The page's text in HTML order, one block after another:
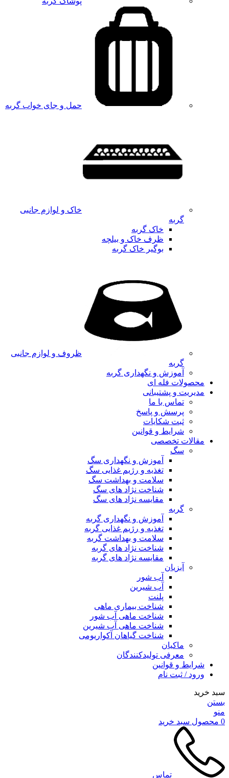
حمل و جای خواب گربه
خاک و لوازم جانبی
گربه
خاک گربه
ظرف خاک و بیلچه
بوگیر خاک گربه
ظروف و لوازم جانبی
گربه
آموزش و نگهداری گربه
محصولات فله ای
مدیریت و پشتیبانی
تماس با ما
پرسش و پاسخ
ثبت شکایات
شرایط و قوانین
مقالات تخصصی
سگ
آموزش و نگهداری سگ
تغذیه و رژیم غذایی سگ
سلامت و بهداشت سگ
شناخت نژاد های سگ
مقایسه نژاد های سگ
گربه
آموزش و نگهداری گربه
تغذیه و رژیم غذایی گربه
سلامت و بهداشت گربه
شناخت نژاد های گربه
مقایسه نژاد های گربه
آبزیان
آب شور
آب شیرین
پلنت
شناخت بیماری ماهی
شناخت ماهی آب شور
شناخت ماهی آب شیرین
شناخت گیاهان آکواریومی
ماکیان
معرفی تولیدکنندگان
شرایط و قوانین
ورود / ثبت نام
سبد خرید
بستن
منو
0 محصول سبد خرید
تماس